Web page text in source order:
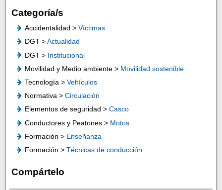
Categoría/s
Accidentalidad > Víctimas
DGT >Actualidad
DGT > Institucional
Movilidad y Medio ambiente > Movilidad sostenible
Tecnología > Vehículos
Normativa > Circulación
Elementos de seguridad > Casco
Conductores y Peatones > Motos
Formación > Enseñanza
Formación > Técnicas de conducción
Compártelo